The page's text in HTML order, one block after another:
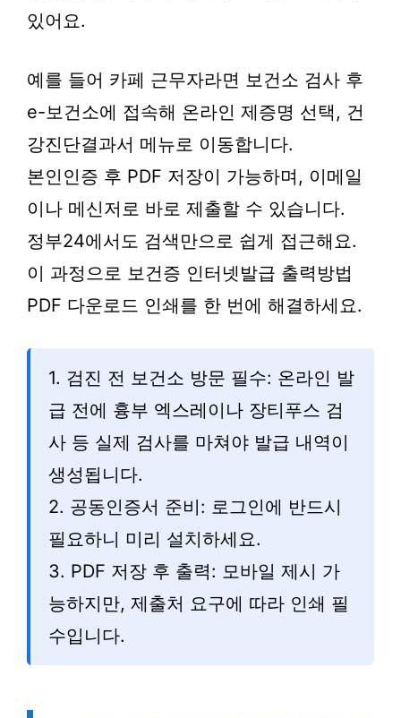
있어요.
예를 들어 카페 근무자라면 보건소 검사 후
e-보건소에 접속해 온라인 제증명 선택, 건
강진단결과서 메뉴로 이동합니다.
본인인증 후 PDF 저장이 가능하며, 이메일
이나 메신저로 바로 제출할 수 있습니다.
정부24에서도 검색만으로 쉽게 접근해요.
이 과정으로 보건증 인터넷발급 출력방법
PDF 다운로드 인쇄를 한 번에 해결하세요.
1. 검진 전 보건소 방문 필수: 온라인 발
급 전에 흉부 엑스레이나 장티푸스 검
사 등 실제 검사를 마쳐야 발급 내역이
생성됩니다.
2. 공동인증서 준비: 로그인에 반드시
필요하니 미리 설치하세요.
3. PDF 저장 후 출력: 모바일 제시 가
능하지만, 제출처 요구에 따라 인쇄 필
수입니다.